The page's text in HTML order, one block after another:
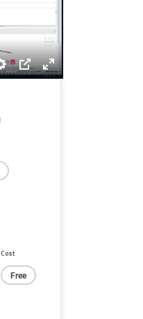
Settings
PIP
Enter
Cost
Free